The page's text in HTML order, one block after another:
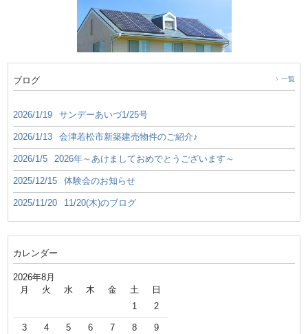
ブログ 一覧
2026/1/19 サンデーあいづ1/25号
2026/1/13 会津若松市新築建売物件のご紹介♪
2026/1/5 2026年～あけましておめでとうございます～
2025/12/15 体験会のお知らせ
2025/11/20 11/20(木)のブログ
カレンダー
2026年8月
月 火 水 木 金 土 日
1 2
3 4 5 6 7 8 9